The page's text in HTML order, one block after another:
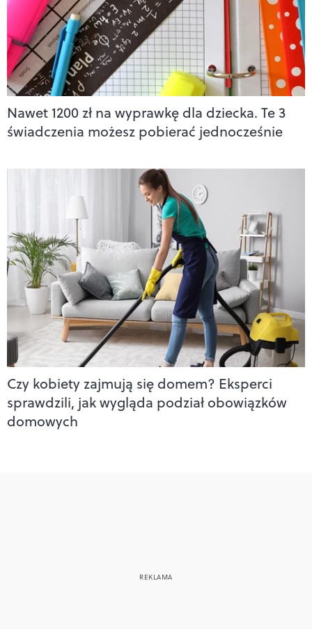
Nawet 1200 zł na wyprawkę dla dziecka. Te 3
świadczenia możesz pobierać jednocześnie
Czy kobiety zajmują się domem? Eksperci
sprawdzili, jak wygląda podział obowiązków
domowych